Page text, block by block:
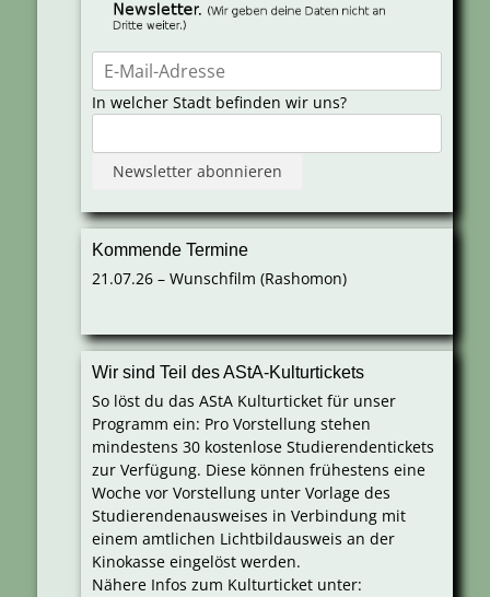
In welcher Stadt befinden wir uns?
Kommende Termine
21.07.26 – Wunschfilm (Rashomon)
Wir sind Teil des AStA-Kulturtickets
So löst du das AStA Kulturticket für unser
Programm ein: Pro Vorstellung stehen
mindestens 30 kostenlose Studierendentickets
zur Verfügung. Diese können frühestens eine
Woche vor Vorstellung unter Vorlage des
Studierendenausweises in Verbindung mit
einem amtlichen Lichtbildausweis an der
Kinokasse eingelöst werden.
Nähere Infos zum Kulturticket unter: